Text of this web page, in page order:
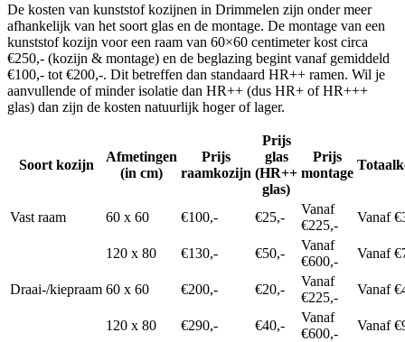
De kosten van kunststof kozijnen in Drimmelen zijn onder meer
afhankelijk van het soort glas en de montage. De montage van een
kunststof kozijn voor een raam van 60×60 centimeter kost circa
€250,- (kozijn & montage) en de beglazing begint vanaf gemiddeld
€100,- tot €200,-. Dit betreffen dan standaard HR++ ramen. Wil je
aanvullende of minder isolatie dan HR++ (dus HR+ of HR+++
glas) dan zijn de kosten natuurlijk hoger of lager.
Soort kozijn
Afmetingen
(in cm)
Prijs
raamkozijn
Prijs
glas
(HR++
glas)
Prijs
montage
Vast raam 60 x 60 €100,- €25,-
Vanaf
€225,-
Vanaf
120 x 80 €130,- €50,-
Vanaf
€600,-
Vanaf
Draai-/kiepraam 60 x 60 €200,- €20,-
Vanaf
€225,-
Vanaf
120 x 80 €290,- €40,-
Vanaf
€600,-
Vanaf